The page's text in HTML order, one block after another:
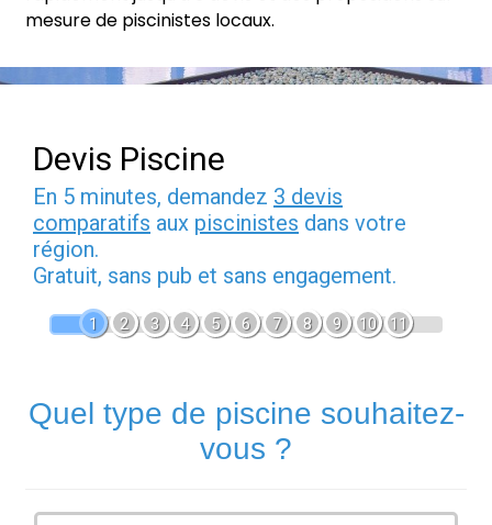
mesure de piscinistes locaux.
Devis Piscine
En 5 minutes, demandez 3 devis
comparatifs aux piscinistes dans votre
région.
Gratuit, sans pub et sans engagement.
1 2 3 4 5 6 7 8 9 10 11
Quel type de piscine souhaitez-
vous ?